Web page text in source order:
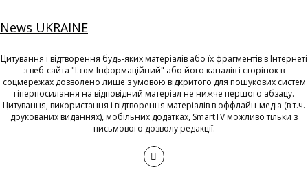
News UKRAINE
Цитування і відтворення будь-яких матеріалів або їх фрагментів в Інтернеті
з веб-сайта "Ізюм Інформаційний" або його каналів і сторінок в
соцмережах дозволено лише з умовою відкритого для пошукових систем
гіперпосилання на відповідний матеріал не нижче першого абзацу.
Цитування, використання і відтворення матеріалів в оффлайн-медіа (в т.ч.
друкованих виданнях), мобільних додатках, SmartTV можливо тільки з
письмового дозволу редакції.